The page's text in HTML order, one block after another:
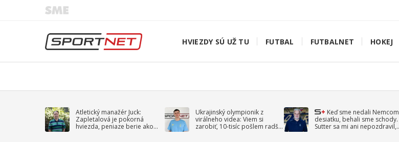
HVIEZDY SÚ UŽ TU FUTBAL FUTBALNET HOKEJ
Atletický manažér Juck:
Zapletalová je pokorná
hviezda, peniaze berie ako
Ukrajinský olympionik z
virálneho videa: Viem si
zarobiť, 10-tisíc pošlem radšej
Keď sme nedali Nemcom
desiatku, behali sme schody.
Sutter sa mi ani nepozdravil,